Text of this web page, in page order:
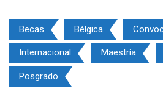
Becas Bélgica
Internacional Maestría
Posgrado